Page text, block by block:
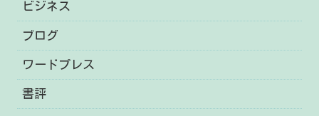
ビジネス
ブログ
ワードプレス
書評